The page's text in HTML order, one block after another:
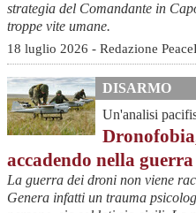
strategia del Comandante in
troppe vite umane.
18 luglio 2026 - Redazione
DISARMO
Un'analisi
accadendo nella
La guerra dei droni non viene
Genera infatti un trauma